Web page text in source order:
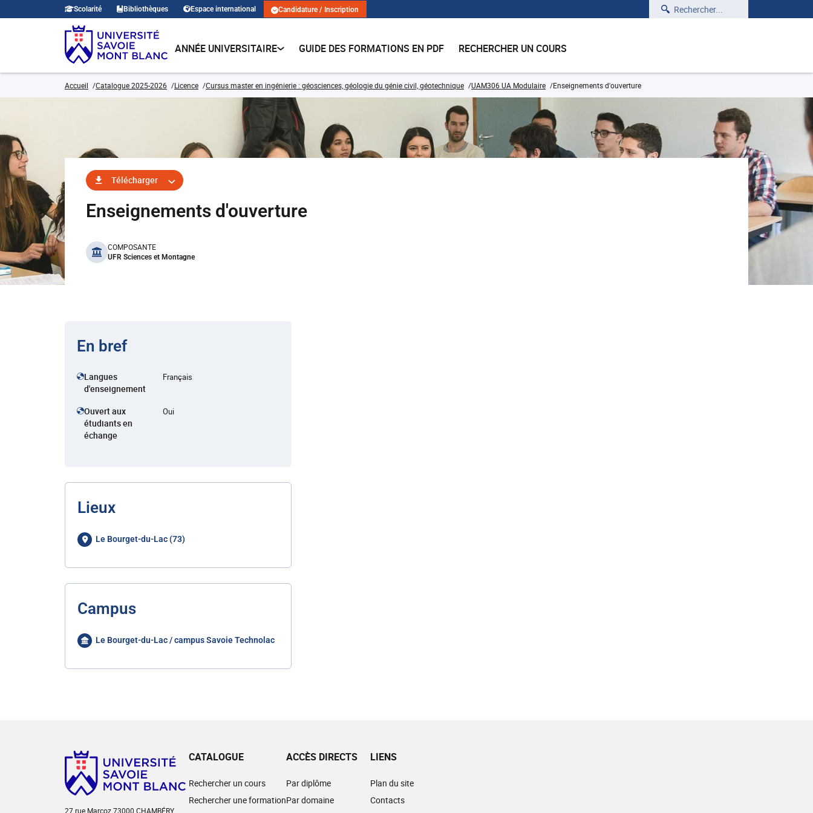
Scolarité Bibliothèques Espace international Candidature / Inscription Rechercher
ANNÉE UNIVERSITAIRE GUIDE DES FORMATIONS EN PDF RECHERCHER UN COURS
Accueil Catalogue 2025-2026 Licence Cursus master en ingénierie : géosciences, géologie du génie civil, géotechnique UAM306 UA Modulaire Enseignements d'ouverture
Télécharger
Enseignements d'ouverture
benefits
COMPOSANTE
UFR Sciences et Montagne
En bref
Langues
d'enseignement
Français
Ouvert aux
étudiants en
échange
Oui
Lieux
Le Bourget-du-Lac (73)
Campus
Le Bourget-du-Lac / campus Savoie Technolac
27 rue Marcoz 73000 CHAMBÉRY
CATALOGUE
Rechercher un cours
Rechercher une formation
ACCÈS DIRECTS
Par diplôme
Par domaine
LIENS
Plan du site
Contacts